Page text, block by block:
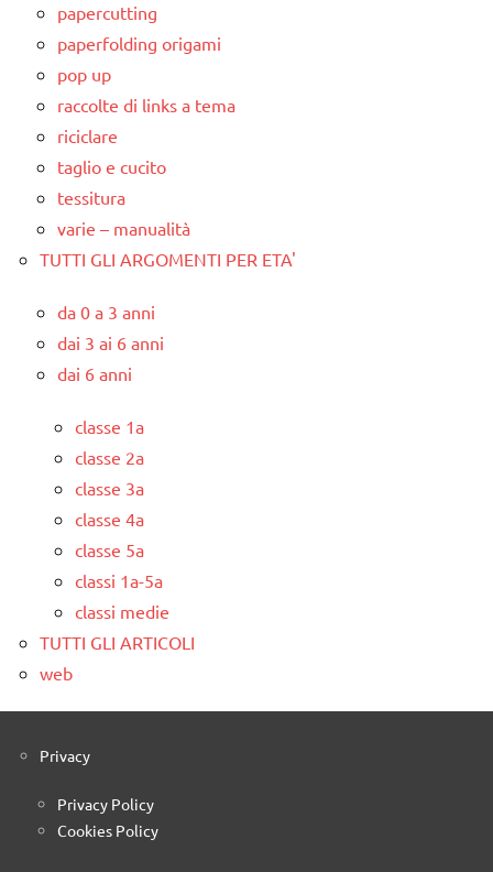
papercutting
paperfolding origami
pop up
raccolte di links a tema
riciclare
taglio e cucito
tessitura
varie – manualità
TUTTI GLI ARGOMENTI PER ETA'
da 0 a 3 anni
dai 3 ai 6 anni
dai 6 anni
classe 1a
classe 2a
classe 3a
classe 4a
classe 5a
classi 1a-5a
classi medie
TUTTI GLI ARTICOLI
web
Privacy
Privacy Policy
Cookies Policy